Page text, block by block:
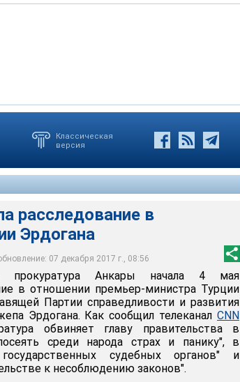
Классическая
версия
расследование в
Эрдогана
07 декабря 2017 г., 08:56
в отношении премьера Турции Эрдогана
20:52 Генеральная прокуратура
премьер-министра Турции и
прокуратура Анкары начала 4 мая
в отношении премьер-министра Турции
Партии справедливости и развития
Эрдогана. Как сообщил телеканал CNN
обвиняет главу правительства в
среди народа страх и панику", в
судебных органов" и
к несоблюдению законов".